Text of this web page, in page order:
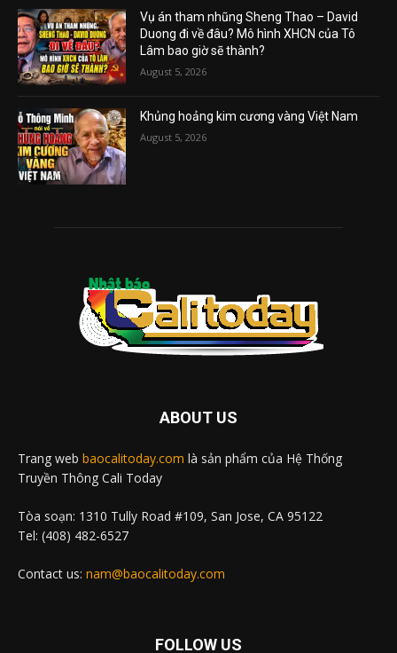
Vụ án tham nhũng Sheng Thao – David
Duong đi về đâu? Mô hình XHCN của Tô
Lâm bao giờ sẽ thành?
August 5, 2026
Khủng hoảng kim cương vàng Việt Nam
August 5, 2026
ABOUT US
Trang web baocalitoday.com là sản phẩm của Hệ Thống
Truyền Thông Cali Today
Tòa soạn: 1310 Tully Road #109, San Jose, CA 95122
Tel: (408) 482-6527
Contact us: nam@baocalitoday.com
FOLLOW US